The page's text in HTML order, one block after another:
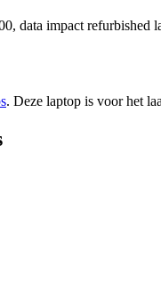
data impact refurbished
. Deze laptop is voor het